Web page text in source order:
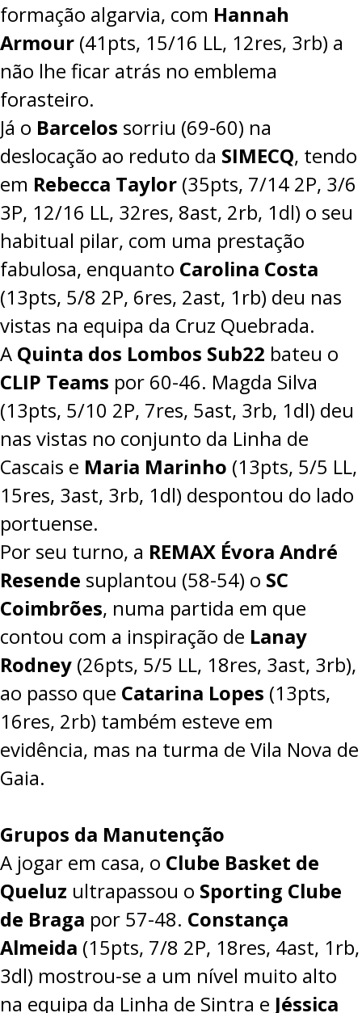
formação algarvia, com Hannah
Armour (41pts, 15/16 LL, 12res, 3rb) a
não lhe ficar atrás no emblema
forasteiro.
Já o Barcelos sorriu (69-60) na
deslocação ao reduto da SIMECQ, tendo
em Rebecca Taylor (35pts, 7/14 2P, 3/6
3P, 12/16 LL, 32res, 8ast, 2rb, 1dl) o seu
habitual pilar, com uma prestação
fabulosa, enquanto Carolina Costa
(13pts, 5/8 2P, 6res, 2ast, 1rb) deu nas
vistas na equipa da Cruz Quebrada.
A Quinta dos Lombos Sub22 bateu o
CLIP Teams por 60-46. Magda Silva
(13pts, 5/10 2P, 7res, 5ast, 3rb, 1dl) deu
nas vistas no conjunto da Linha de
Cascais e Maria Marinho (13pts, 5/5 LL,
15res, 3ast, 3rb, 1dl) despontou do lado
portuense.
Por seu turno, a REMAX Évora André
Resende suplantou (58-54) o SC
Coimbrões, numa partida em que
contou com a inspiração de Lanay
Rodney (26pts, 5/5 LL, 18res, 3ast, 3rb),
ao passo que Catarina Lopes (13pts,
16res, 2rb) também esteve em
evidência, mas na turma de Vila Nova de
Gaia.
Grupos da Manutenção
A jogar em casa, o Clube Basket de
Queluz ultrapassou o Sporting Clube
de Braga por 57-48. Constança
Almeida (15pts, 7/8 2P, 18res, 4ast, 1rb,
3dl) mostrou-se a um nível muito alto
na equipa da Linha de Sintra e Jéssica